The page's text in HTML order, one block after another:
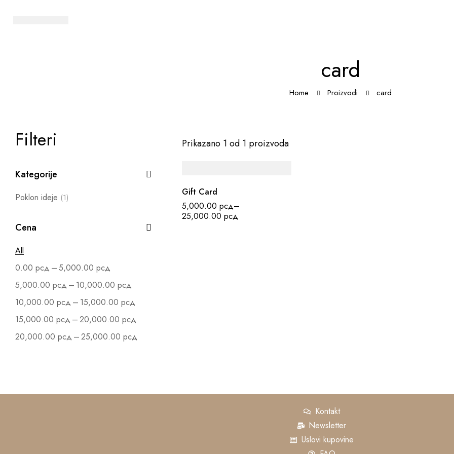
card
Home Proizvodi card
Filteri
Kategorije
Poklon ideje (1)
Cena
All
0.00 рсд –5,000.00 рсд
5,000.00 рсд – 10,000.00 рсд
10,000.00 рсд – 15,000.00 рсд
15,000.00 рсд –20,000.00 рсд
20,000.00 рсд –25,000.00 рсд
Prikazano 1 od 1 proizvoda
Gift Card
5,000.00 рсд–
25,000.00 рсд
Kontakt
Newsletter
Uslovi kupovine